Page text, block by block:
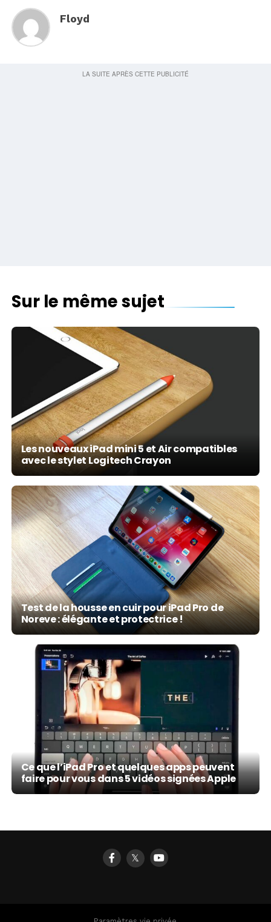
Floyd
Sur le même sujet
Les nouveaux iPad mini 5 et Air compatibles
avec le stylet Logitech Crayon
Test de la housse en cuir pour iPad Pro de
Noreve : élégante et protectrice !
Ce que l’iPad Pro et quelques apps peuvent
faire pour vous dans 5 vidéos signées Apple
𝕏